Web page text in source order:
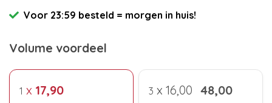
Voor 23:59 besteld = morgen in huis!
Volume voordeel
1 x 17,90 3 x 16,00 48,00